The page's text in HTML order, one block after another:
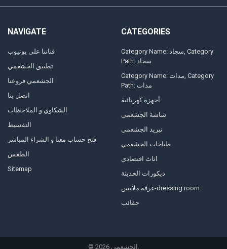
NAVIGATE
قناتنا على يوتيوب
تطبيق الجشعمي
الجشعمي فروعنا
اتصل بنا
الشكاوي و الملاحظات
التقسيط
فتح حساب معنا و الشراء المباشر
الطقس
Sitemap
CATEGORIES
Category Name: سجاد, Category
Path: سجاد
Category Name: مدات, Category
Path: مدات
أجهزة كهربائية
شاشة الجشعمي
تبريد الجشعمي
طباخات الجشعمي
اثاث اقتصادي
ديكورات الحديثة
غرفة ملابس-dressing room
حقائب
© 2026 الجشعمي.